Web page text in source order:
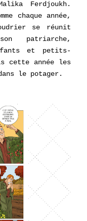
Ferdjoukh.
chaque année,
se réunit
patriarche,
et petits-
cette année les
le potager.